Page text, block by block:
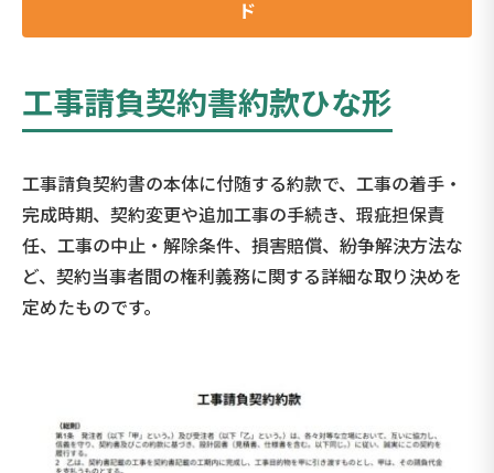
ド
工事請負契約書約款ひな形
工事請負契約書の本体に付随する約款で、工事の着手・
完成時期、契約変更や追加工事の手続き、瑕疵担保責
任、工事の中止・解除条件、損害賠償、紛争解決方法な
ど、契約当事者間の権利義務に関する詳細な取り決めを
定めたものです。